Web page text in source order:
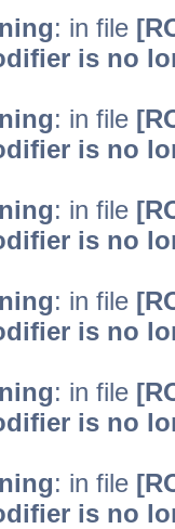
: in file
is no
: in file
is no
: in file
is no
: in file
is no
: in file
is no
: in file
is no